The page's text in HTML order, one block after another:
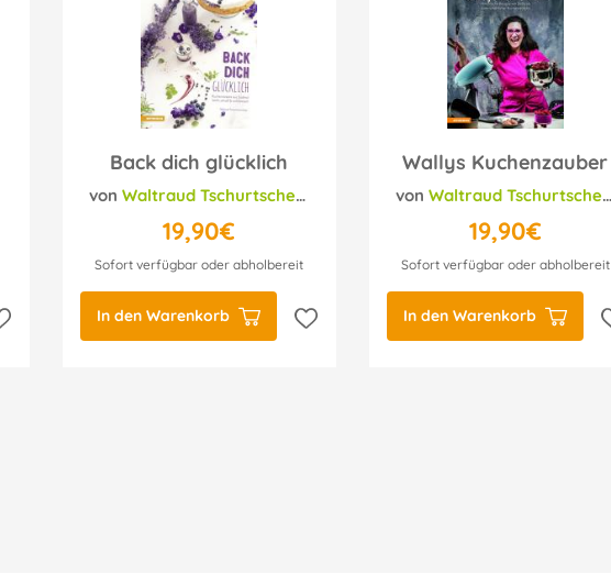
;Helmut Bachmann
Back dich glücklich
von Waltraud Tschurtschenthaler
19,90€
Sofort verfügbar oder abholbereit
In den Warenkorb
Wallys Kuchenzauber
von Waltraud Tschurtschenthaler
19,90€
Sofort verfügbar oder abholbereit
In den Warenkorb